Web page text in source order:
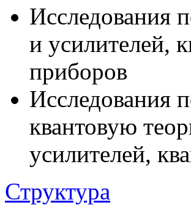
Исследования
и усилителей,
приборов
Исследования
квантовую
усилителей,
Структура